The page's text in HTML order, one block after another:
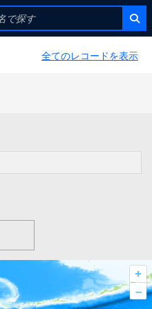
全てのレコードを表示
+
–